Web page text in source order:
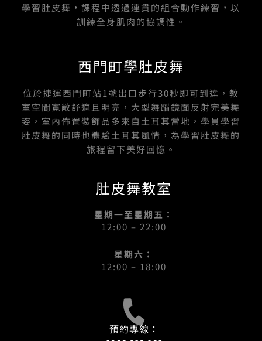
學習肚皮舞，課程中透過連貫的組合動作練習，以
訓練全身肌肉的協調性。
西門町學肚皮舞
位於捷運西門町站1號出口步行30秒即可到達，教
室空間寬敞舒適且明亮，大型舞蹈鏡面反射完美舞
姿，室內佈置裝飾品多來自土耳其當地，學員學習
肚皮舞的同時也體驗土耳其風情，為學習肚皮舞的
旅程留下美好回憶。
肚皮舞教室
星期一至星期五：
12:00 – 22:00
星期六：
12:00 – 18:00
預約專線：